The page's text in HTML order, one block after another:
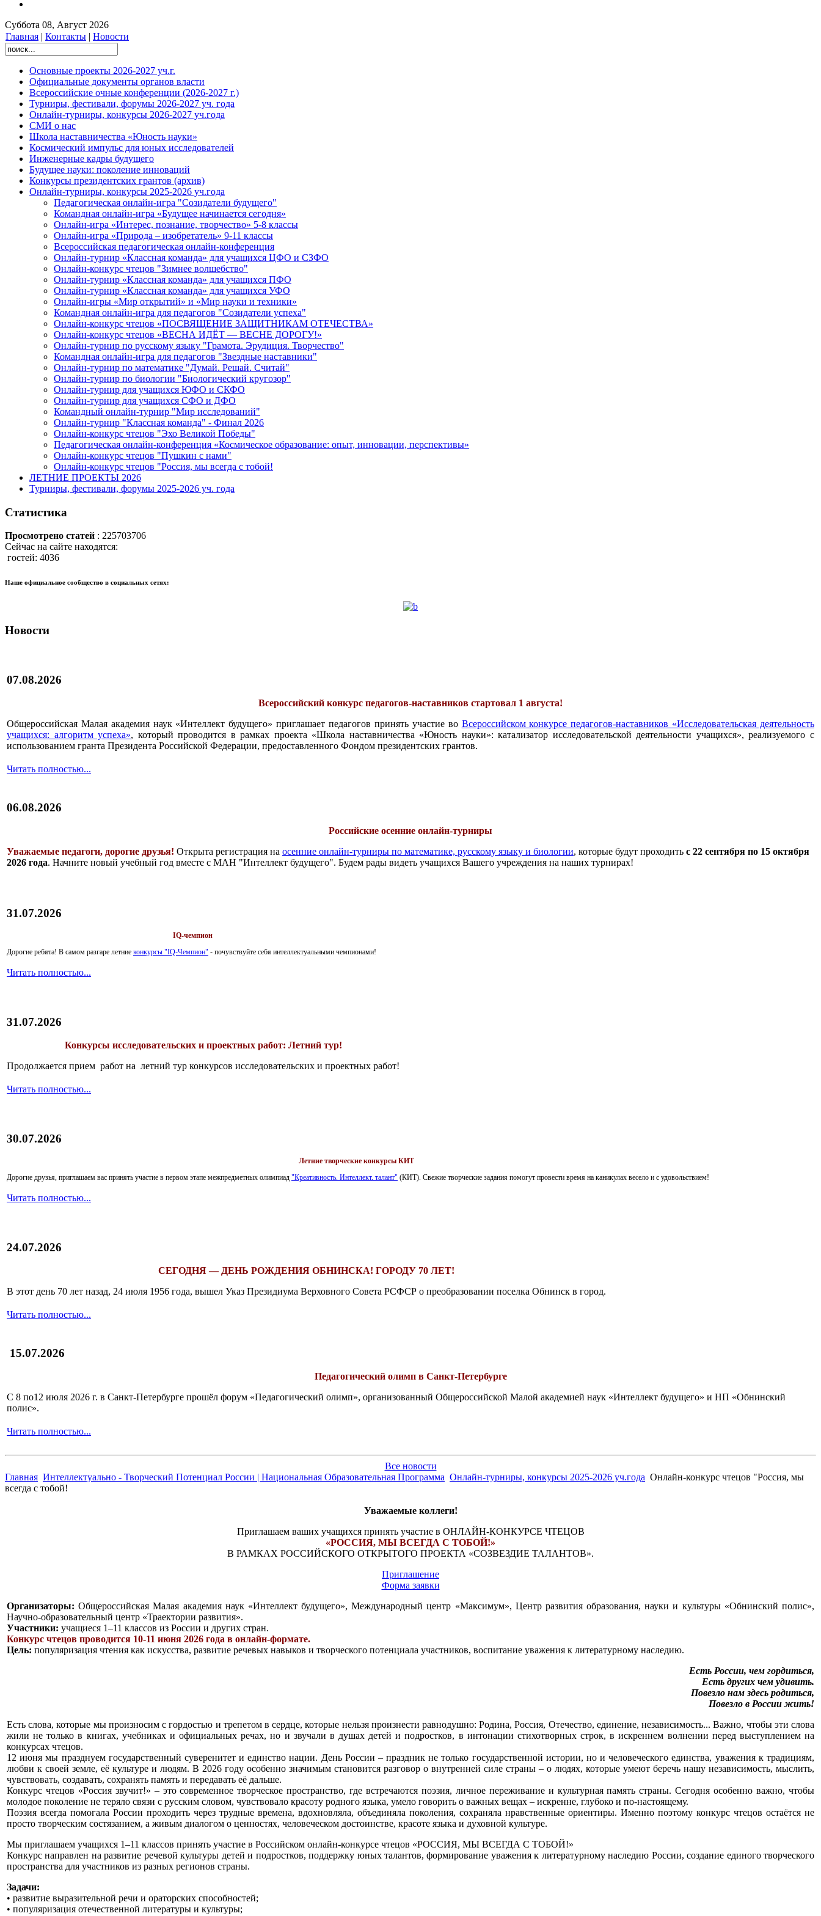
Суббота 08, Август 2026
Главная | Контакты | Новости
Основные проекты 2026-2027 уч.г.
Официальные документы органов власти
Всероссийские очные конференции (2026-2027 г.)
Турниры, фестивали, форумы 2026-2027 уч. года
Онлайн-турниры, конкурсы 2026-2027 уч.года
СМИ о нас
Школа наставничества «Юность науки»
Космический импульс для юных исследователей
Инженерные кадры будущего
Будущее науки: поколение инноваций
Конкурсы президентских грантов (архив)
Онлайн-турниры, конкурсы 2025-2026 уч.года
Педагогическая онлайн-игра "Созидатели будущего"
Командная онлайн-игра «Будущее начинается сегодня»
Онлайн-игра «Интерес, познание, творчество» 5-8 классы
Онлайн-игра «Природа – изобретатель» 9-11 классы
Всероссийская педагогическая онлайн-конференция
Онлайн-турнир «Классная команда» для учащихся ЦФО и СЗФО
Онлайн-конкурс чтецов "Зимнее волшебство"
Онлайн-турнир «Классная команда» для учащихся ПФО
Онлайн-турнир «Классная команда» для учащихся УФО
Онлайн-игры «Мир открытий» и «Мир науки и техники»
Командная онлайн-игра для педагогов "Созидатели успеха"
Онлайн-конкурс чтецов «ПОСВЯЩЕНИЕ ЗАЩИТНИКАМ ОТЕЧЕСТВА»
Онлайн-конкурс чтецов «ВЕСНА ИДЁТ — ВЕСНЕ ДОРОГУ!»
Онлайн-турнир по русскому языку "Грамота. Эрудиция. Творчество"
Командная онлайн-игра для педагогов "Звездные наставники"
Онлайн-турнир по математике "Думай. Решай. Считай"
Онлайн-турнир по биологии "Биологический кругозор"
Онлайн-турнир для учащихся ЮФО и СКФО
Онлайн-турнир для учащихся СФО и ДФО
Командный онлайн-турнир "Мир исследований"
Онлайн-турнир "Классная команда" - Финал 2026
Онлайн-конкурс чтецов "Эхо Великой Победы"
Педагогическая онлайн-конференция «Космическое образование: опыт, инновации, перспективы»
Онлайн-конкурс чтецов "Пушкин с нами"
Онлайн-конкурс чтецов "Россия, мы всегда с тобой!
ЛЕТНИЕ ПРОЕКТЫ 2026
Турниры, фестивали, форумы 2025-2026 уч. года
Статистика
Просмотрено статей : 225703706
Сейчас на сайте находятся:
гостей: 4036
Наше официальное сообщество в социальных сетях:
Новости
07.08.2026
Всероссийский конкурс педагогов-наставников стартовал 1 августа!
Общероссийская Малая академия наук «Интеллект будущего» приглашает педагогов принять участие во Всероссийском конкурсе педагогов-наставников «Исследовательская деятельность
учащихся: алгоритм успеха», который проводится в рамках проекта «Школа наставничества «Юность науки»: катализатор исследовательской деятельности учащихся», реализуемого с
использованием гранта Президента Российской Федерации, предоставленного Фондом президентских грантов.
Читать полностью...
06.08.2026
Российские осенние онлайн-турниры
Уважаемые педагоги, дорогие друзья! Открыта регистрация на осенние онлайн-турниры по математике, русскому языку и биологии, которые будут проходить с 22 сентября по 15 октября
2026 года. Начните новый учебный год вместе с МАН "Интеллект будущего". Будем рады видеть учащихся Вашего учреждения на наших турнирах!
31.07.2026
IQ-чемпион
Дорогие ребята! В самом разгаре летние конкурсы "IQ-Чемпион" - почувствуйте себя интеллектуальными чемпионами!
Читать полностью...
31.07.2026
Конкурсы исследовательских и проектных работ: Летний тур!
Продолжается прием работ на летний тур конкурсов исследовательских и проектных работ!
Читать полностью...
30.07.2026
Летние творческие конкурсы КИТ
Дорогие друзья, приглашаем вас принять участие в первом этапе межпредметных олимпиад "Креативность. Интеллект. талант" (КИТ). Свежие творческие задания помогут провести время на каникулах весело и с удовольствием!
Читать полностью...
24.07.2026
СЕГОДНЯ — ДЕНЬ РОЖДЕНИЯ ОБНИНСКА! ГОРОДУ 70 ЛЕТ!
В этот день 70 лет назад, 24 июля 1956 года, вышел Указ Президиума Верховного Совета РСФСР о преобразовании поселка Обнинск в город.
Читать полностью...
15.07.2026
Педагогический олимп в Санкт-Петербурге
С 8 по12 июля 2026 г. в Санкт-Петербурге прошёл форум «Педагогический олимп», организованный Общероссийской Малой академией наук «Интеллект будущего» и НП «Обнинский
полис».
Читать полностью...
Все новости
Главная Интеллектуально - Творческий Потенциал России | Национальная Образовательная Программа Онлайн-турниры, конкурсы 2025-2026 уч.года Онлайн-конкурс чтецов "Россия, мы
всегда с тобой!
Уважаемые коллеги!
Приглашаем ваших учащихся принять участие в ОНЛАЙН-КОНКУРСЕ ЧТЕЦОВ
«РОССИЯ, МЫ ВСЕГДА С ТОБОЙ!»
В РАМКАХ РОССИЙСКОГО ОТКРЫТОГО ПРОЕКТА «СОЗВЕЗДИЕ ТАЛАНТОВ».
Приглашение
Форма заявки
Организаторы: Общероссийская Малая академия наук «Интеллект будущего», Международный центр «Максимум», Центр развития образования, науки и культуры «Обнинский полис»,
Научно-образовательный центр «Траектории развития».
Участники: учащиеся 1–11 классов из России и других стран.
Конкурс чтецов проводится 10-11 июня 2026 года в онлайн-формате.
Цель: популяризация чтения как искусства, развитие речевых навыков и творческого потенциала участников, воспитание уважения к литературному наследию.
Есть России, чем гордиться,
Есть других чем удивить.
Повезло нам здесь родиться,
Повезло в России жить!
Есть слова, которые мы произносим с гордостью и трепетом в сердце, которые нельзя произнести равнодушно: Родина, Россия, Отечество, единение, независимость... Важно, чтобы эти слова
жили не только в книгах, учебниках и официальных речах, но и звучали в душах детей и подростков, в интонации стихотворных строк, в искреннем волнении перед выступлением на
конкурсах чтецов.
12 июня мы празднуем государственный суверенитет и единство нации. День России – праздник не только государственной истории, но и человеческого единства, уважения к традициям,
любви к своей земле, её культуре и людям. В 2026 году особенно значимым становится разговор о внутренней силе страны – о людях, которые умеют беречь нашу независимость, мыслить,
чувствовать, создавать, сохранять память и передавать её дальше.
Конкурс чтецов «Россия звучит!» – это современное творческое пространство, где встречаются поэзия, личное переживание и культурная память страны. Сегодня особенно важно, чтобы
молодое поколение не теряло связи с русским словом, чувствовало красоту родного языка, умело говорить о важных вещах – искренне, глубоко и по-настоящему.
Поэзия всегда помогала России проходить через трудные времена, вдохновляла, объединяла поколения, сохраняла нравственные ориентиры. Именно поэтому конкурс чтецов остаётся не
просто творческим состязанием, а живым диалогом о ценностях, человеческом достоинстве, красоте языка и духовной культуре.
Мы приглашаем учащихся 1–11 классов принять участие в Российском онлайн-конкурсе чтецов «РОССИЯ, МЫ ВСЕГДА С ТОБОЙ!»
Конкурс направлен на развитие речевой культуры детей и подростков, поддержку юных талантов, формирование уважения к литературному наследию России, создание единого творческого
пространства для участников из разных регионов страны.
Задачи:
• развитие выразительной речи и ораторских способностей;
• популяризация отечественной литературы и культуры;